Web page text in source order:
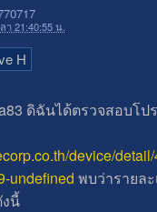
า 21:40:55 น.
H
ดิฉันได้ตรวจสอบโป
device/
undefined พบว่ารายล
นี้